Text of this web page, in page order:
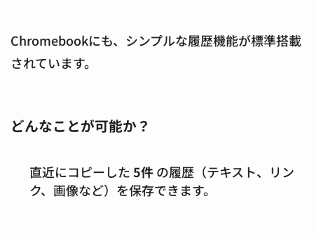
Chromebookにも、シンプルな履歴機能が標準搭載
されています。
どんなことが可能か？
直近にコピーした5件の履歴（テキスト、リン
ク、画像など）を保存できます。